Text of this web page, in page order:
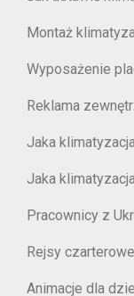
Montaż
Wyposażenie
Reklama
Jaka
Jaka
Pracownicy z
Rejsy
Animacje dla